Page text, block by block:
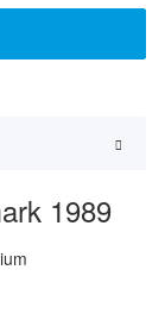
1989